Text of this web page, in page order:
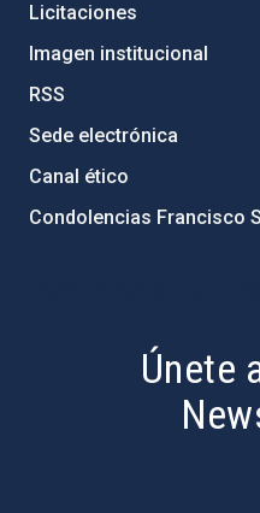
Licitaciones
Imagen institucional
RSS
Sede electrónica
Canal ético
Condolencias Francisco
Únete